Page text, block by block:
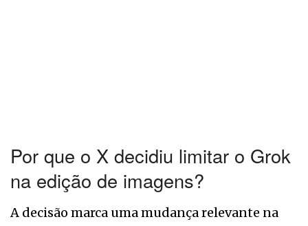
Por que o X decidiu limitar o Grok
na edição de imagens?
A decisão marca uma mudança relevante na